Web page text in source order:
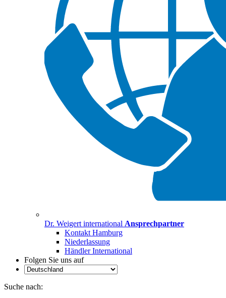
Dr. Weigert international Ansprechpartner
Kontakt Hamburg
Niederlassung
Händler International
Folgen Sie uns auf
Suche nach: